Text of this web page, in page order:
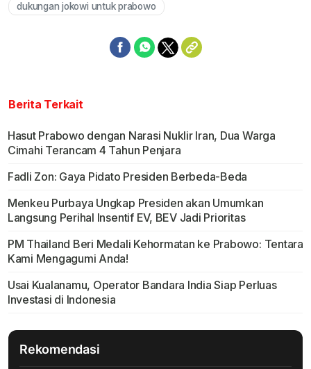
dukungan jokowi untuk prabowo
Berita Terkait
Hasut Prabowo dengan Narasi Nuklir Iran, Dua Warga
Cimahi Terancam 4 Tahun Penjara
Fadli Zon: Gaya Pidato Presiden Berbeda-Beda
Menkeu Purbaya Ungkap Presiden akan Umumkan
Langsung Perihal Insentif EV, BEV Jadi Prioritas
PM Thailand Beri Medali Kehormatan ke Prabowo: Tentara
Kami Mengagumi Anda!
Usai Kualanamu, Operator Bandara India Siap Perluas
Investasi di Indonesia
Rekomendasi